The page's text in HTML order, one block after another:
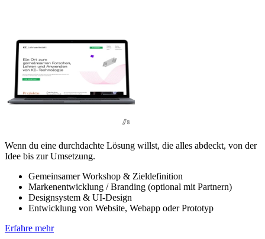
Wenn du eine durchdachte Lösung willst, die alles abdeckt, von der
Idee bis zur Umsetzung.
Gemeinsamer Workshop & Zieldefinition
Markenentwicklung / Branding (optional mit Partnern)
Designsystem & UI-Design
Entwicklung von Website, Webapp oder Prototyp
Erfahre mehr